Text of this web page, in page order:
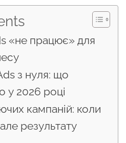
«не працює» для
з нуля: що
у 2026 році
кампаній: коли
результату